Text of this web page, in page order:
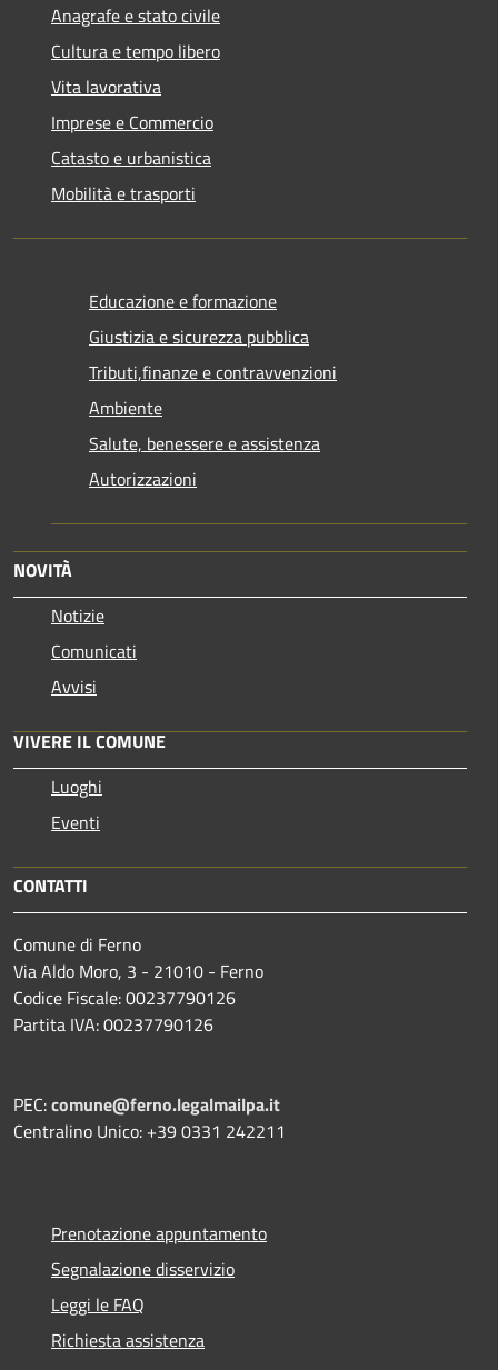
Anagrafe e stato civile
Cultura e tempo libero
Vita lavorativa
Imprese e Commercio
Catasto e urbanistica
Mobilità e trasporti
Educazione e formazione
Giustizia e sicurezza pubblica
Tributi,finanze e contravvenzioni
Ambiente
Salute, benessere e assistenza
Autorizzazioni
NOVITÀ
Notizie
Comunicati
Avvisi
VIVERE IL COMUNE
Luoghi
Eventi
CONTATTI
Comune di Ferno
Via Aldo Moro, 3 - 21010 - Ferno
Codice Fiscale: 00237790126
Partita IVA: 00237790126
PEC:comune@ferno.legalmailpa.it
Centralino Unico: +39 0331 242211
Prenotazione appuntamento
Segnalazione disservizio
Leggi le FAQ
Richiesta assistenza